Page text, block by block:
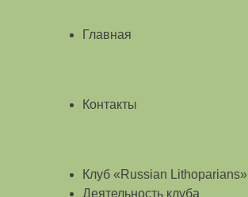
Главная
Контакты
Клуб «Russian Lithoparians»
Деятельность клуба